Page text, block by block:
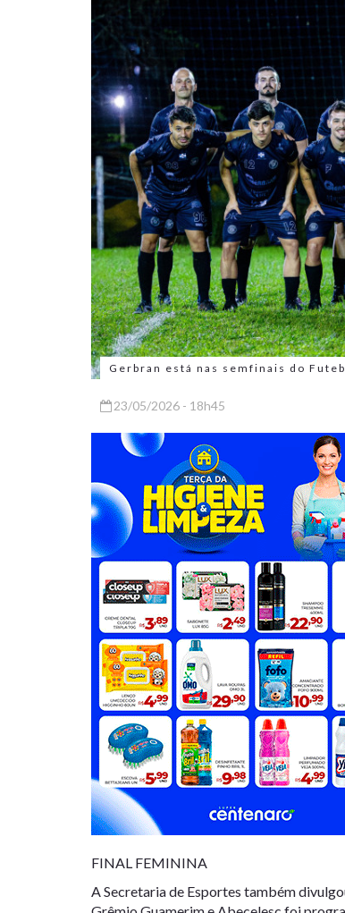
Gerbran está nas semfinais do
23/05/2026 - 18h45
FINAL FEMININA
A Secretaria de Esportes também